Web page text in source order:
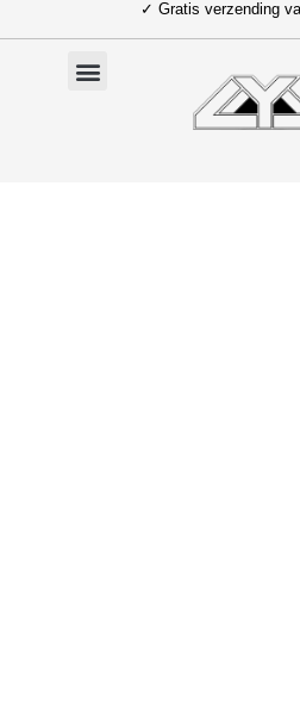
naar
✓ Gratis verzending